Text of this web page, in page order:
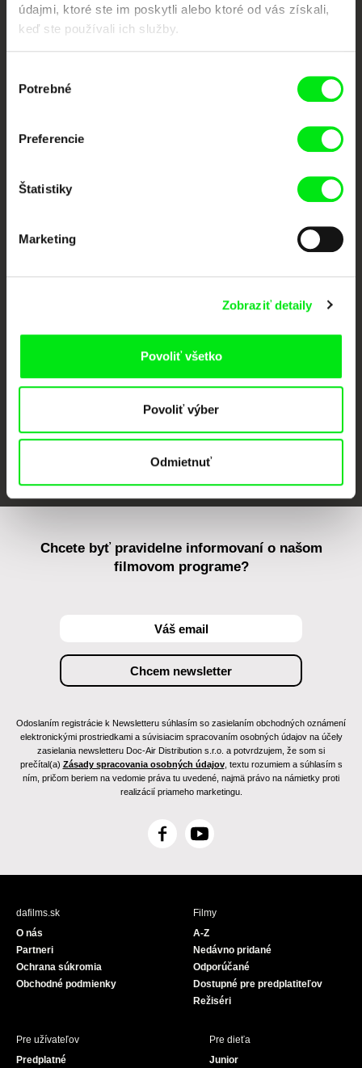
údajmi, ktoré ste im poskytli alebo ktoré od vás získali,
keď ste používali ich služby.
súhlasu
Potrebné
Preferencie
Štatistiky
Marketing
Zobraziť detaily
Povoliť všetko
Povoliť výber
Odmietnuť
Vaše online kino
Nové filmy každý týždeň
Portál DAFilms vznikol vďaka tvorivej spolupráci siedmich významných
Against Gravity
Chcete byť pravidelne informovaní o našom
filmovom programe?
Odoslaním registrácie k Newsletteru súhlasím so zasielaním obchodných oznámení
elektronickými prostriedkami a súvisiacim spracovaním osobných údajov na účely
zasielania newsletteru Doc-Air Distribution s.r.o. a potvrdzujem, že som si
prečítal(a) Zásady spracovania osobných údajov, textu rozumiem a súhlasím s
ním, pričom beriem na vedomie práva tu uvedené, najmä právo na námietky proti
realizácií priameho marketingu.
F
c
Y
u
e
dafilms.sk
O nás
Partneri
Ochrana súkromia
Obchodné podmienky
Filmy
A-Z
Nedávno pridané
Odporúčané
Dostupné pre predplatiteľov
Režiséri
Pre užívateľov
Predplatné
Pre dieťa
Junior